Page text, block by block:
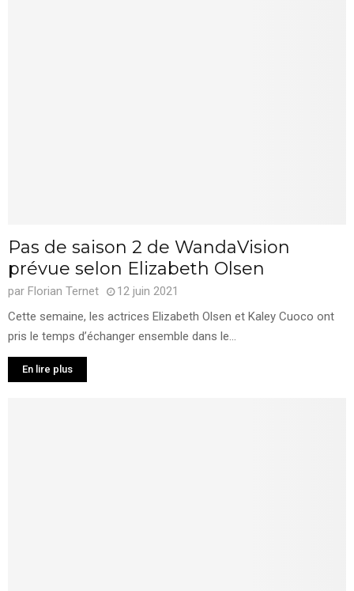
Pas de saison 2 de WandaVision
prévue selon Elizabeth Olsen
par Florian Ternet
12 juin 2021
Cette semaine, les actrices Elizabeth Olsen et Kaley Cuoco ont
pris le temps d’échanger ensemble dans le...
En lire plus